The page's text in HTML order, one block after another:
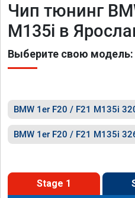
Чип тюнинг
M135i в
Выберите свою модель:
BMW 1er F20 / F21 M135i
BMW 1er F20 / F21 M135i
Stage 1